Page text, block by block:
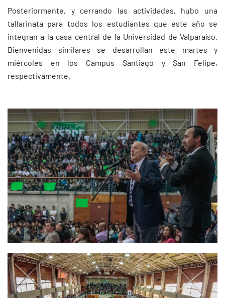
Posteriormente, y cerrando las actividades, hubo una
tallarinata para todos los estudiantes que este año se
integran a la casa central de la Universidad de Valparaíso.
Bienvenidas similares se desarrollan este martes y
miércoles en los Campus Santiago y San Felipe,
respectivamente.